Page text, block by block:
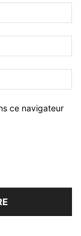
ce navigateur